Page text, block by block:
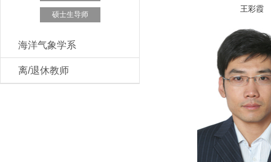
硕士生导师
海洋气象学系
离/退休教师
王彩霞